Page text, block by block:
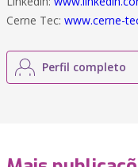
Cerne Tec: www.cerne-
Perfil completo